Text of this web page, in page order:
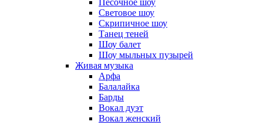
Песочное шоу
Световое шоу
Скрипичное шоу
Танец теней
Шоу балет
Шоу мыльных пузырей
Живая музыка
Арфа
Балалайка
Барды
Вокал дуэт
Вокал женский